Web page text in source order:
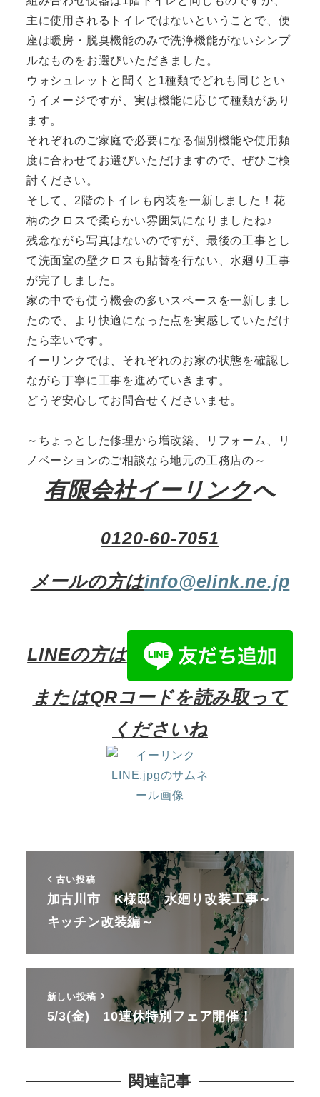
主に使用されるトイレではないということで、便
座は暖房・脱臭機能のみで洗浄機能がないシンプ
ルなものをお選びいただきました。
ウォシュレットと聞くと1種類でどれも同じとい
うイメージですが、実は機能に応じて種類があり
ます。
それぞれのご家庭で必要になる個別機能や使用頻
度に合わせてお選びいただけますので、ぜひご検
討ください。
そして、2階のトイレも内装を一新しました！花
柄のクロスで柔らかい雰囲気になりましたね♪
残念ながら写真はないのですが、最後の工事とし
て洗面室の壁クロスも貼替を行ない、水廻り工事
が完了しました。
家の中でも使う機会の多いスペースを一新しまし
たので、より快適になった点を実感していただけ
たら幸いです。
イーリンクでは、それぞれのお家の状態を確認し
ながら丁寧に工事を進めていきます。
どうぞ安心してお問合せくださいませ。
～ちょっとした修理から増改築、リフォーム、リ
ノベーションのご相談なら地元の工務店の～
有限会社イーリンクへ
0120-60-7051
メールの方はinfo@elink.ne.jp
LINEの方は
またはQRコードを読み取って
くださいね
古い投稿
加古川市 K様邸 水廻り改装工事～
キッチン改装編～
新しい投稿
5/3(金) 10連休特別フェア開催！
関連記事